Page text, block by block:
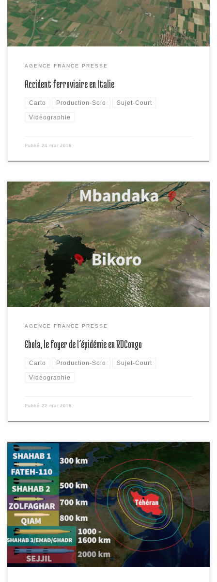
AGENCE FRANCE PRESSE
Accident ferroviaire en Italie
Carto Production-Solo Sujet-Court
Vidéographie
Publié 24 mai 2018
Une personne contaminée par le virus Ebola est décédée à
Mbandaka, portant à 27 le nombre total des morts depuis le début
de l’épidémie déclarée il y a deux semaines en République
démocratique du Congo. Localisation en vidéographie.
AGENCE FRANCE PRESSE
Ebola, le foyer de l’épidémie en RDCongo
Carto Production-Solo Sujet-Court
Vidéographie
Publié 22 mai 2018
Vidéographie sur les différents types de missiles balistiques
iraniens et leur portée. 